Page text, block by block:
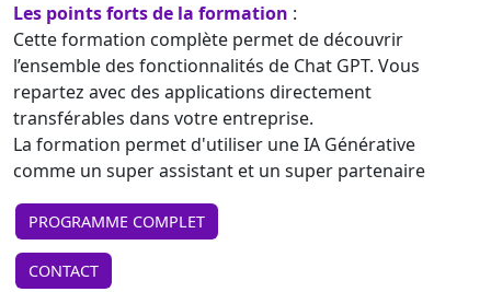
Les points forts de la formation :
Cette formation complète permet de découvrir
l’ensemble des fonctionnalités de Chat GPT. Vous
repartez avec des applications directement
transférables dans votre entreprise.
La formation permet d'utiliser une IA Générative
comme un super assistant et un super partenaire
PROGRAMME COMPLET
CONTACT